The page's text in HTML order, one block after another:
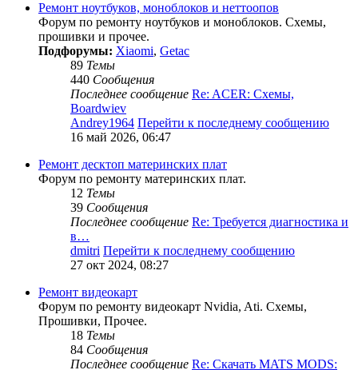
Ремонт ноутбуков, моноблоков и неттоопов
Форум по ремонту ноутбуков и моноблоков. Схемы,
прошивки и прочее.
Подфорумы: Xiaomi, Getac
89 Темы
440 Сообщения
Последнее сообщение Re: ACER: Схемы,
Boardwiev
Andrey1964 Перейти к последнему сообщению
16 май 2026, 06:47
Ремонт десктоп материнских плат
Форум по ремонту материнских плат.
12 Темы
39 Сообщения
Последнее сообщение Re: Требуется диагностика и
в…
dmitri Перейти к последнему сообщению
27 окт 2024, 08:27
Ремонт видеокарт
Форум по ремонту видеокарт Nvidia, Ati. Схемы,
Прошивки, Прочее.
18 Темы
84 Сообщения
Последнее сообщение Re: Скачать MATS MODS: